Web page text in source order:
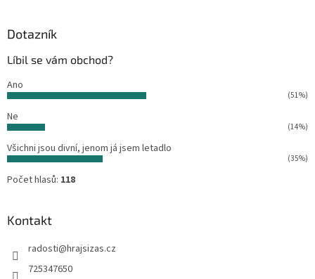
Dotazník
Líbil se vám obchod?
Ano
(51%)
Ne
(14%)
Všichni jsou divní, jenom já jsem letadlo
(35%)
Počet hlasů: 118
Kontakt
radosti@hrajsizas.cz
725347650